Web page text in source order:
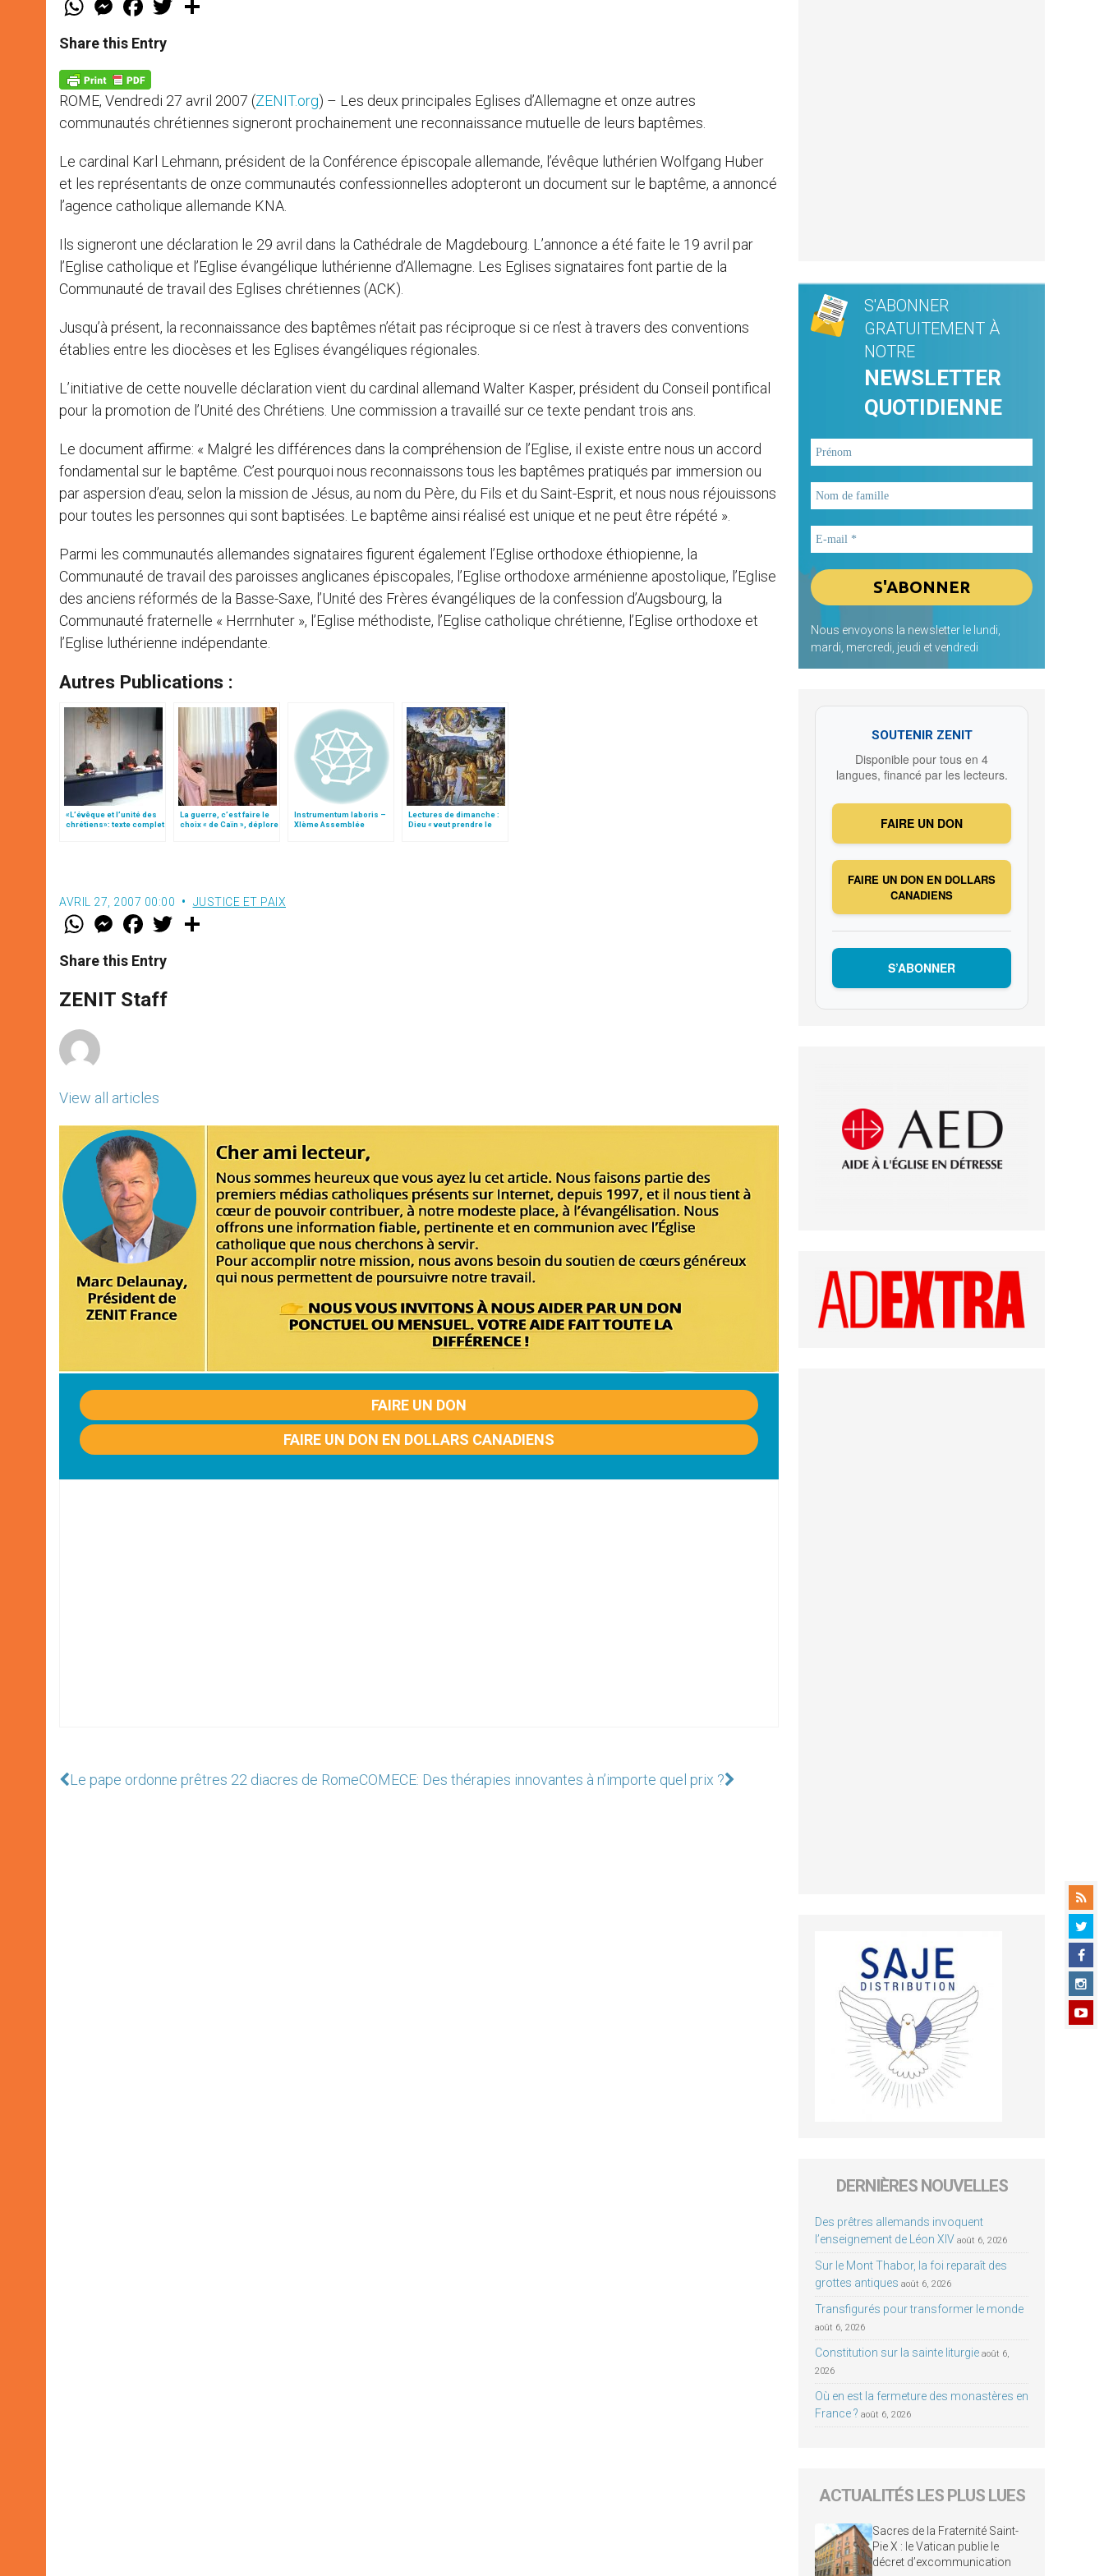
t
s
p
p
e
s
e
g
e
r
a
e
b
k
w
Share this Entry
ROME, Vendredi 27 avril 2007 (ZENIT.org) – Les deux principales Eglises d’Allemagne et onze autres
communautés chrétiennes signeront prochainement une reconnaissance mutuelle de leurs baptêmes.
Le cardinal Karl Lehmann, président de la Conférence épiscopale allemande, l’évêque luthérien Wolfgang Huber
et les représentants de onze communautés confessionnelles adopteront un document sur le baptême, a annoncé
l’agence catholique allemande KNA.
Ils signeront une déclaration le 29 avril dans la Cathédrale de Magdebourg. L’annonce a été faite le 19 avril par
l’Eglise catholique et l’Eglise évangélique luthérienne d’Allemagne. Les Eglises signataires font partie de la
Communauté de travail des Eglises chrétiennes (ACK).
Jusqu’à présent, la reconnaissance des baptêmes n’était pas réciproque si ce n’est à travers des conventions
établies entre les diocèses et les Eglises évangéliques régionales.
L’initiative de cette nouvelle déclaration vient du cardinal allemand Walter Kasper, président du Conseil pontifical
pour la promotion de l’Unité des Chrétiens. Une commission a travaillé sur ce texte pendant trois ans.
Le document affirme: « Malgré les différences dans la compréhension de l’Eglise, il existe entre nous un accord
fondamental sur le baptême. C’est pourquoi nous reconnaissons tous les baptêmes pratiqués par immersion ou
par aspersion d’eau, selon la mission de Jésus, au nom du Père, du Fils et du Saint-Esprit, et nous nous réjouissons
pour toutes les personnes qui sont baptisées. Le baptême ainsi réalisé est unique et ne peut être répété ».
Parmi les communautés allemandes signataires figurent également l’Eglise orthodoxe éthiopienne, la
Communauté de travail des paroisses anglicanes épiscopales, l’Eglise orthodoxe arménienne apostolique, l’Eglise
des anciens réformés de la Basse-Saxe, l’Unité des Frères évangéliques de la confession d’Augsbourg, la
Communauté fraternelle « Herrnhuter », l’Eglise méthodiste, l’Eglise catholique chrétienne, l’Eglise orthodoxe et
l’Eglise luthérienne indépendante.
Autres Publications :
«L’évêque et l’unité des
chrétiens»: texte complet
La guerre, c’est faire le
choix « de Caïn », déplore
Instrumentum laboris –
XIème Assemblée
Lectures de dimanche :
Dieu « veut prendre le
AVRIL 27, 2007 00:00 JUSTICE ET PAIX
W
t
s
p
p
M
e
s
e
g
e
F
a
e
b
o
k
w
Share this Entry
ZENIT Staff
View all articles
FAIRE UN DON
FAIRE UN DON EN DOLLARS CANADIENS
Le pape ordonne prêtres 22 diacres de RomeCOMECE: Des thérapies innovantes à n’importe quel prix ?
S'ABONNER
GRATUITEMENT À
NOTRE
NEWSLETTER
QUOTIDIENNE
Nous envoyons la newsletter le lundi,
mardi, mercredi, jeudi et vendredi
SOUTENIR ZENIT
Disponible pour tous en 4
langues, financé par les lecteurs.
FAIRE UN DON
FAIRE UN DON EN DOLLARS
CANADIENS
S’ABONNER
DERNIÈRES NOUVELLES
Des prêtres allemands invoquent
l’enseignement de Léon XIV août 6, 2026
Sur le Mont Thabor, la foi reparaît des
grottes antiques août 6, 2026
Transfigurés pour transformer le monde
août 6, 2026
Constitution sur la sainte liturgie août 6,
2026
Où en est la fermeture des monastères en
France ? août 6, 2026
ACTUALITÉS LES PLUS LUES
Sacres de la Fraternité Saint-
Pie X : le Vatican publie le
décret d’excommunication